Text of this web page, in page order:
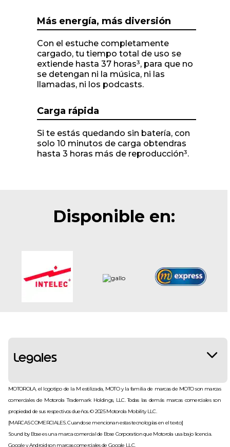
Más energía, más diversión
Con el estuche completamente
cargado, tu tiempo total de uso se
extiende hasta 37 horas³, para que no
se detengan ni la música, ni las
llamadas, ni los podcasts.
Carga rápida
Si te estás quedando sin batería, con
solo 10 minutos de carga obtendras
hasta 3 horas más de reproducción³.
Disponible en:
Legales
MOTOROLA, el logotipo de la M estilizada, MOTO y la familia de marcas de MOTO son marcas
comerciales de Motorola Trademark Holdings, LLC. Todas las demás marcas comerciales son
propiedad de sus respectivos dueños. © 2025 Motorola Mobility LLC.
[MARCAS COMERCIALES. Cuando se mencionan estas tecnologías en el texto:]
Sound by Bose es una marca comercial de Bose Corporation que Motorola usa bajo licencia.
Google y Android son marcas comerciales de Google LLC.